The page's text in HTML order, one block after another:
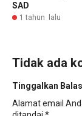
SAD
1 tahun lalu
Tidak ada
Tinggalkan
Alamat email